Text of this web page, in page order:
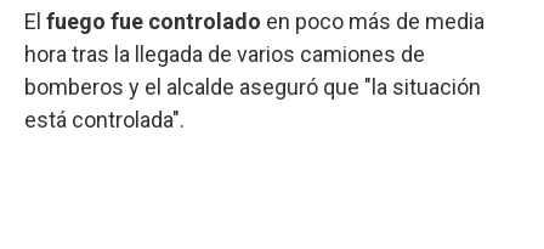
El fuego fue controlado en poco más de media
hora tras la llegada de varios camiones de
bomberos y el alcalde aseguró que "la situación
está controlada".